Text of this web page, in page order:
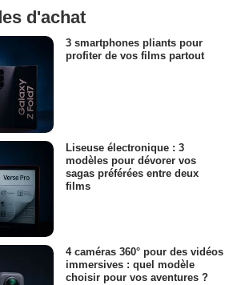
d'achat
3 smartphones pliants pour
profiter de vos films partout
Liseuse électronique : 3
modèles pour dévorer vos
sagas préférées entre deux
films
4 caméras 360° pour des vidéos
immersives : quel modèle
choisir pour vos aventures ?